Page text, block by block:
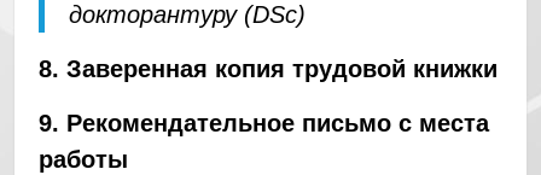
докторантуру (DSc)
8. Заверенная копия трудовой книжки
9. Рекомендательное письмо с места
работы